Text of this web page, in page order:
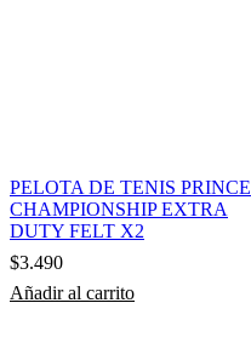
PELOTA DE TENIS PRINCE
CHAMPIONSHIP EXTRA
DUTY FELT X2
$3.490
Añadir al carrito